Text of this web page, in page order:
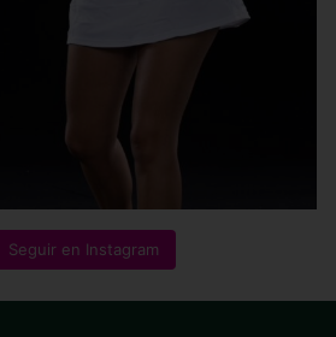
Seguir en Instagram